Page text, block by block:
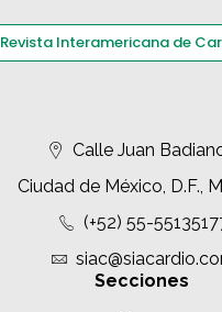
Revista Interamericana de
Calle Juan
Ciudad de México, D.F.,
(+52) 55-
Secciones